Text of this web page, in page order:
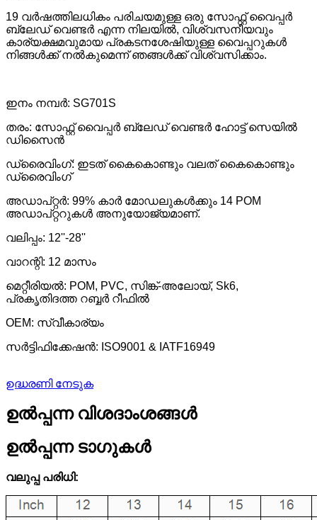
19 വർഷത്തിലധികം പരിചയമുള്ള ഒരു സോഫ്റ്റ് വൈപ്പർ
ബ്ലേഡ് വെണ്ടർ എന്ന നിലയിൽ, വിശ്വസനീയവും
കാര്യക്ഷമവുമായ പ്രകടനശേഷിയുള്ള വൈപ്പറുകൾ
നിങ്ങൾക്ക് നൽകുമെന്ന് ഞങ്ങൾക്ക് വിശ്വസിക്കാം.
ഇനം നമ്പർ: SG701S
തരം: സോഫ്റ്റ് വൈപ്പർ ബ്ലേഡ് വെണ്ടർ ഹോട്ട് സെയിൽ
ഡിസൈൻ
ഡ്രൈവിംഗ്: ഇടത് കൈകൊണ്ടും വലത് കൈകൊണ്ടും
ഡ്രൈവിംഗ്
അഡാപ്റ്റർ: 99% കാർ മോഡലുകൾക്കും 14 POM
അഡാപ്റ്ററുകൾ അനുയോജ്യമാണ്.
വലിപ്പം: 12''-28''
വാറന്റി: 12 മാസം
മെറ്റീരിയൽ: POM, PVC, സിങ്ക്-അലോയ്, Sk6,
പ്രകൃതിദത്ത റബ്ബർ റീഫിൽ
OEM: സ്വീകാര്യം
സർട്ടിഫിക്കേഷൻ: ISO9001 & IATF16949
ഉദ്ധരണി നേടുക
ഉൽപ്പന്ന വിശദാംശങ്ങൾ
ഉൽപ്പന്ന ടാഗുകൾ
വലുപ്പ പരിധി: